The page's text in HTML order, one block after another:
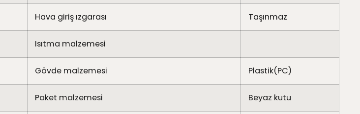
Hava giriş ızgarası Taşınmaz
Isıtma malzemesi
Gövde malzemesi Plastik(PC)
Paket malzemesi Beyaz kutu